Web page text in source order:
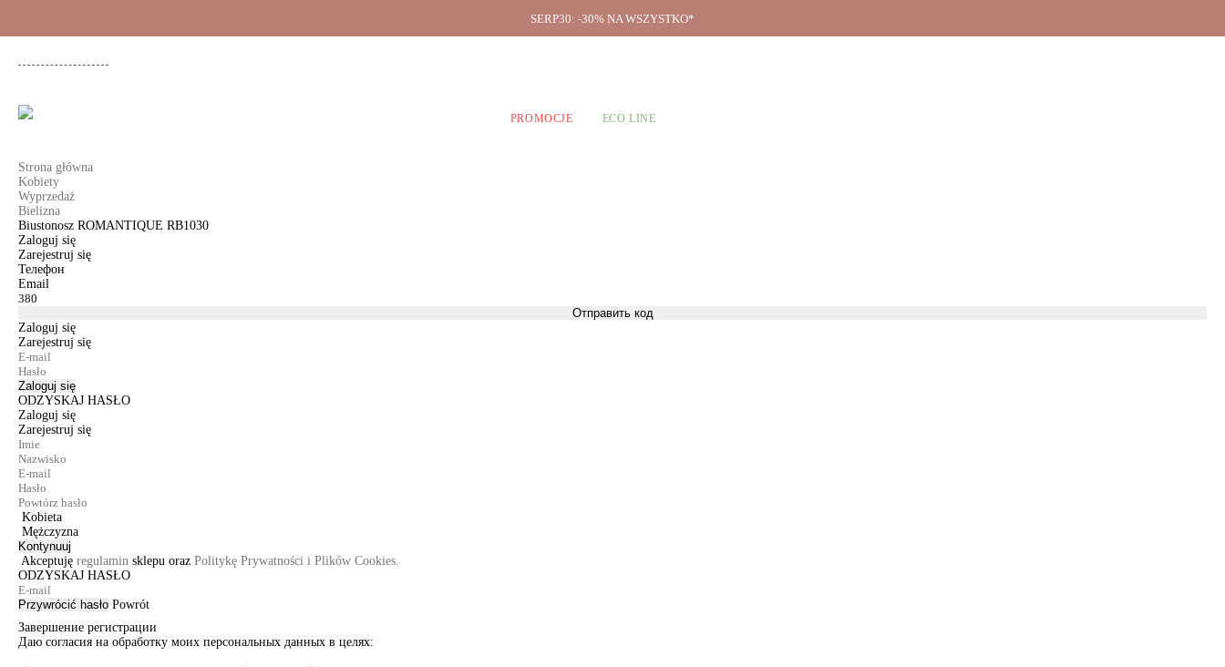
SERP30: -30% NA WSZYSTKO*
PROMOCJE ECO LINE
Strona główna
Kobiety
Wyprzedaż
Bielizna
Biustonosz ROMANTIQUE RB1030
Zaloguj się
Zarejestruj się
Телефон
Email
Отправить код
Zaloguj się
Zarejestruj się
Zaloguj się
ODZYSKAJ HASŁO
Zaloguj się
Zarejestruj się
Kobieta
Mężczyzna
Kontynuuj
Akceptuję regulamin sklepu oraz Politykę Prywatności i Plików Cookies.
ODZYSKAJ HASŁO
Przywrócić hasło Powrót
Завершение регистрации
Даю согласия на обработку моих персональных данных в целях: